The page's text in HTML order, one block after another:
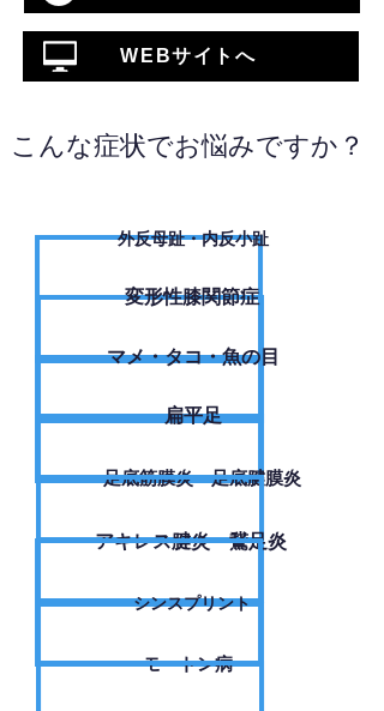
WEBサイトへ
こんな症状でお悩みですか？
外反母趾・内反小趾
変形性膝関節症
​マメ・タコ・魚の目
扁平足
足底筋膜炎・足底腱膜炎
アキレス腱炎・鵞足炎
シンスプリント
モートン病